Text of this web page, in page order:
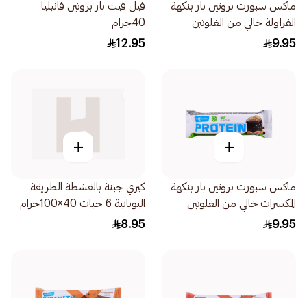
ماكس سبورت بروتين بار بنكهة
الفراولة خالي من الغلوتين
60جرام
9.95
فيل فيت بار بروتين فانيليا
40جرام
12.95
+
ماكس سبورت بروتين بار بنكهة
المكسرات خالي من الغلوتين
60جرام
9.95
+
كيري جبنة بالقشطة الطريقة
اليونانية 6 حبات 40×100جرام
8.95